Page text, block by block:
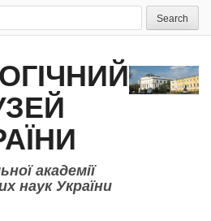
академії
наук України